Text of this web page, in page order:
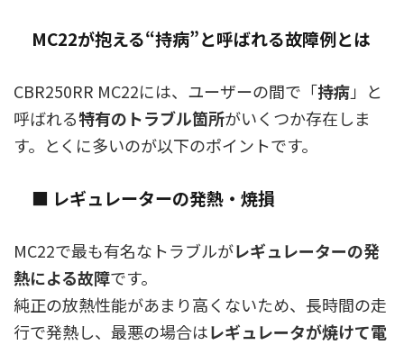
MC22が抱える“持病”と呼ばれる故障例とは
CBR250RR MC22には、ユーザーの間で「持病」と
呼ばれる特有のトラブル箇所がいくつか存在しま
す。とくに多いのが以下のポイントです。
■ レギュレーターの発熱・焼損
MC22で最も有名なトラブルがレギュレーターの発
熱による故障です。
純正の放熱性能があまり高くないため、長時間の走
行で発熱し、最悪の場合はレギュレータが焼けて電